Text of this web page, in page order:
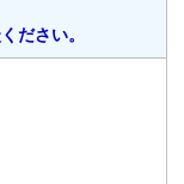
ださい。